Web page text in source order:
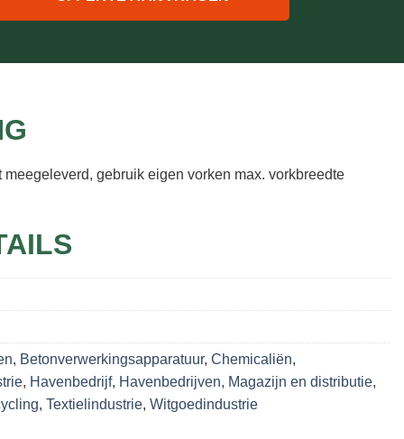
gebruik eigen vorken max. vorkbreedte
, Betonverwerkingsapparatuur, Chemicaliën,
, Havenbedrijf, Havenbedrijven, Magazijn en distributie,
, Textielindustrie, Witgoedindustrie